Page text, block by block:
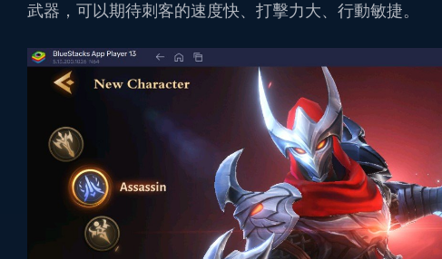
武器，可以期待刺客的速度快、打擊力大、行動敏捷。